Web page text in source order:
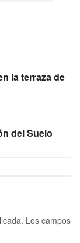
la terraza de
del Suelo
Los campos